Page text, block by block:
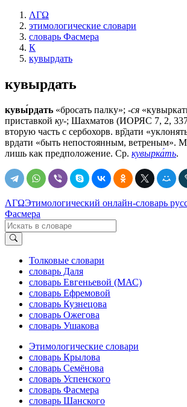
ΛΓΩ
этимологические словари
словарь Фасмера
К
кувырдать
кувырдать
кувы́рдать «бросать палку»; -ся
приставкой ку-; Шахматов (ИОРЯС 7, 2,
вторую часть с сербохорв. вр̏дати
врдати «быть непостоянным, ветреным».
лишь как предположение. Ср. кувырка́ть.
ΛΓΩЭтимологический онлайн-словарь
Фасмера
Толковые словари
словарь Даля
словарь Евгеньевой (МАС)
словарь Ефремовой
словарь Кузнецова
словарь Ожегова
словарь Ушакова
Этимологические словари
словарь Крылова
словарь Семёнова
словарь Успенского
словарь Фасмера
словарь Шанского